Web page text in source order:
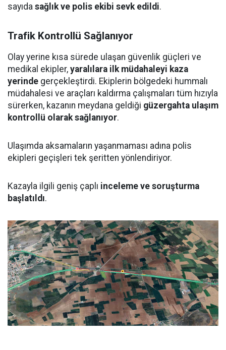
sayıda sağlık ve polis ekibi sevk edildi.
Trafik Kontrollü Sağlanıyor
Olay yerine kısa sürede ulaşan güvenlik güçleri ve
medikal ekipler, yaralılara ilk müdahaleyi kaza
yerinde gerçekleştirdi. Ekiplerin bölgedeki hummalı
müdahalesi ve araçları kaldırma çalışmaları tüm hızıyla
sürerken, kazanın meydana geldiği güzergahta ulaşım
kontrollü olarak sağlanıyor.
Ulaşımda aksamaların yaşanmaması adına polis
ekipleri geçişleri tek şeritten yönlendiriyor.
Kazayla ilgili geniş çaplı inceleme ve soruşturma
başlatıldı.